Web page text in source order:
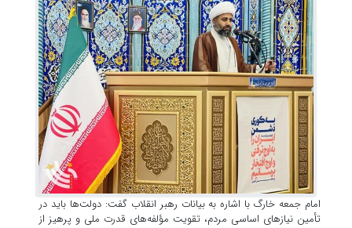
امام جمعه خارگ با اشاره به بیانات رهبر انقلاب گفت: دولت‌ها باید در
تأمین نیازهای اساسی مردم، تقویت مؤلفه‌های قدرت ملی و پرهیز از